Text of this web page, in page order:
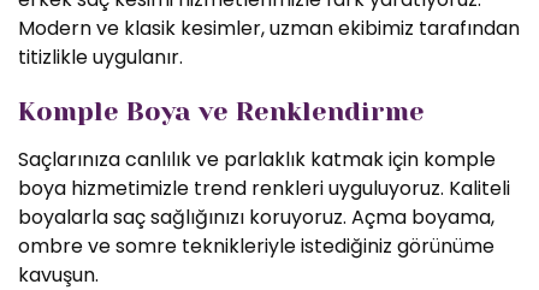
Modern ve klasik kesimler, uzman ekibimiz tarafından
titizlikle uygulanır.
Komple Boya ve Renklendirme
Saçlarınıza canlılık ve parlaklık katmak için komple
boya hizmetimizle trend renkleri uyguluyoruz. Kaliteli
boyalarla saç sağlığınızı koruyoruz. Açma boyama,
ombre ve somre teknikleriyle istediğiniz görünüme
kavuşun.